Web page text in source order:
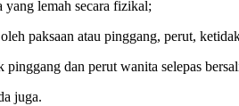
lemah secara fizikal;
paksaan atau pinggang, perut,
dan perut wanita selepas
juga.